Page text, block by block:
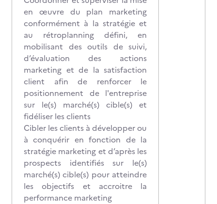
en œuvre du plan marketing
conformément à la stratégie et
au rétroplanning défini, en
mobilisant des outils de suivi,
d’évaluation des actions
marketing et de la satisfaction
client afin de renforcer le
positionnement de l'entreprise
sur le(s) marché(s) cible(s) et
fidéliser les clients
Cibler les clients à développer ou
à conquérir en fonction de la
stratégie marketing et d’après les
prospects identifiés sur le(s)
marché(s) cible(s) pour atteindre
les objectifs et accroitre la
performance marketing